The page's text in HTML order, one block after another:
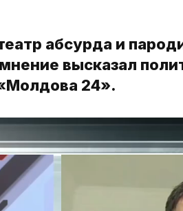
абсурда и
высказал
24».